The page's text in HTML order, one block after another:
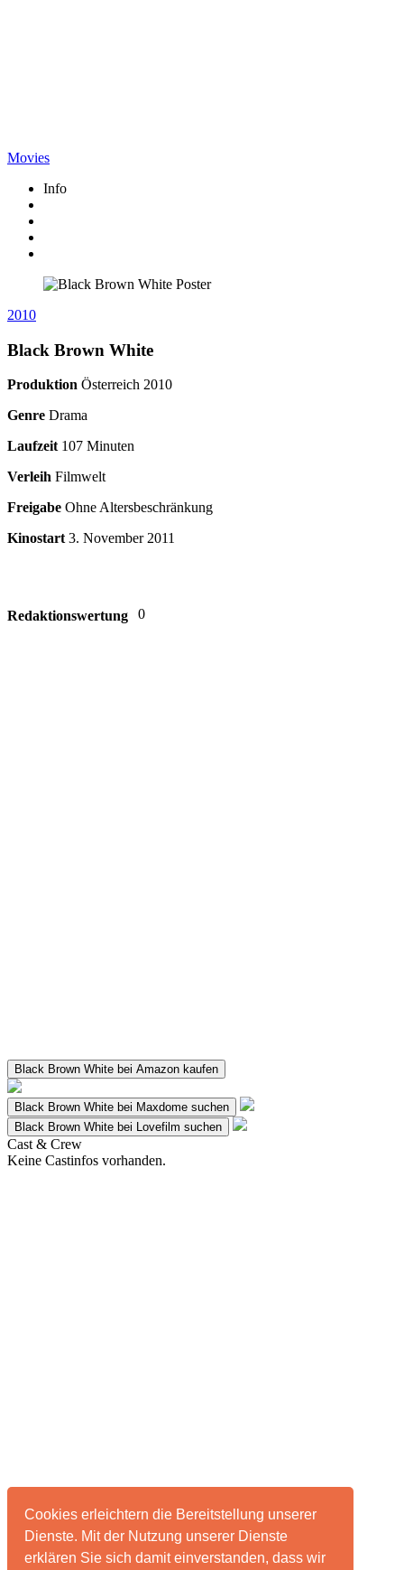
Cookies erleichtern die Bereitstellung unserer
Dienste. Mit der Nutzung unserer Dienste
erklären Sie sich damit einverstanden, dass wir
Movies
Info
2010
Black Brown White
Produktion Österreich 2010
Genre Drama
Laufzeit107 Minuten
Verleih Filmwelt
Freigabe Ohne Altersbeschränkung
Kinostart 3. November 2011
Redaktionswertung 0
Black Brown White bei Amazon kaufen
Black Brown White bei Maxdome suchen
Black Brown White bei Lovefilm suchen
Cast & Crew
Keine Castinfos vorhanden.